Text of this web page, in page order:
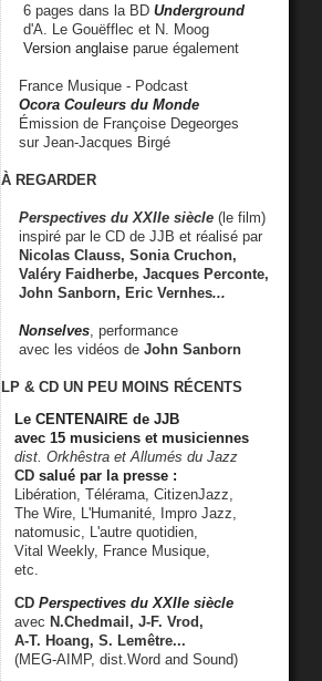
6 pages dans la BD Underground
d'A. Le Gouëfflec et N. Moog
Version anglaise parue également
France Musique - Podcast
Ocora Couleurs du Monde
Émission de Françoise Degeorges
sur Jean-Jacques Birgé
À REGARDER
Perspectives du XXIIe siècle (le film)
inspiré par le CD de JJB et réalisé par
Nicolas Clauss, Sonia Cruchon,
Valéry Faidherbe, Jacques Perconte,
John Sanborn, Eric Vernhes...
Nonselves , performance
avec les vidéos de John Sanborn
LP & CD UN PEU MOINS RÉCENTS
Le CENTENAIRE de JJB
avec 15 musiciens et musiciennes
dist. Orkhêstra et Allumés du Jazz
CD salué par la presse :
Libération, Télérama, CitizenJazz,
The Wire, L'Humanité, Impro Jazz,
natomusic, L'autre quotidien,
Vital Weekly, France Musique,
etc.
CD Perspectives du XXIIe siècle
avec N.Chedmail, J-F. Vrod,
A-T. Hoang, S. Lemêtre...
(MEG-AIMP, dist.Word and Sound)